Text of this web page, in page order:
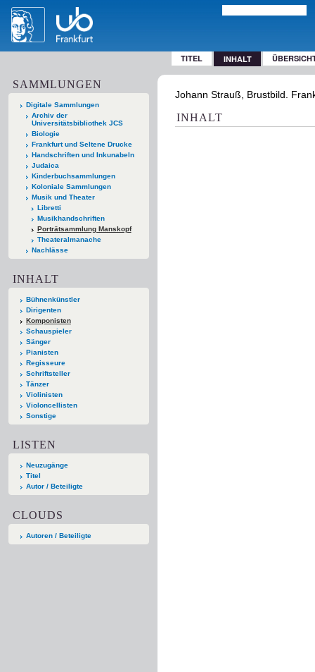
TITEL INHALT
SAMMLUNGEN
Digitale Sammlungen
Archiv der
Universitätsbibliothek JCS
Biologie
Frankfurt und Seltene Drucke
Handschriften und Inkunabeln
Judaica
Kinderbuchsammlungen
Koloniale Sammlungen
Musik und Theater
Libretti
Musikhandschriften
Porträtsammlung Manskopf
Theateralmanache
Nachlässe
INHALT
Bühnenkünstler
Dirigenten
Komponisten
Schauspieler
Sänger
Pianisten
Regisseure
Schriftsteller
Tänzer
Violinisten
Violoncellisten
Sonstige
LISTEN
Neuzugänge
Titel
Autor / Beteiligte
CLOUDS
Autoren / Beteiligte
Johann Strauß, Brustbild.
INHALT